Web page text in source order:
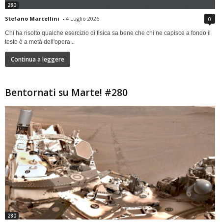
280
Stefano Marcellini - 4 Luglio 2026 0
Chi ha risolto qualche esercizio di fisica sa bene che chi ne capisce a fondo il
testo è a metà dell'opera...
Continua a leggere
Bentornati su Marte! #280
280